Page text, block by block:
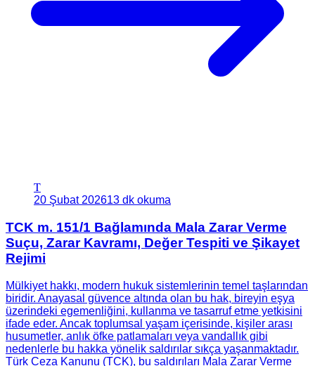
T
20 Şubat 202613 dk okuma
TCK m. 151/1 Bağlamında Mala Zarar Verme
Suçu, Zarar Kavramı, Değer Tespiti ve Şikayet
Rejimi
Mülkiyet hakkı, modern hukuk sistemlerinin temel taşlarından
biridir. Anayasal güvence altında olan bu hak, bireyin eşya
üzerindeki egemenliğini, kullanma ve tasarruf etme yetkisini
ifade eder. Ancak toplumsal yaşam içerisinde, kişiler arası
husumetler, anlık öfke patlamaları veya vandallık gibi
nedenlerle bu hakka yönelik saldırılar sıkça yaşanmaktadır.
Türk Ceza Kanunu (TCK), bu saldırıları Mala Zarar Verme